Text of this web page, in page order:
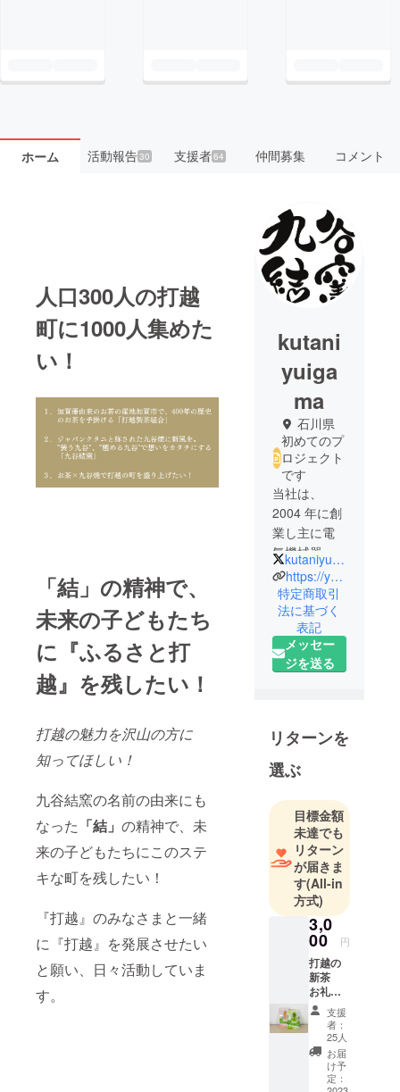
ホーム 活動報告30 支援者64 仲間募集 コメント
人口300人の打越
町に1000人集めた
い！
「結」の精神で、
未来の子どもたち
に『ふるさと打
越』を残したい！
打越の魅力を沢山の方に
知ってほしい！
九谷結窯の名前の由来にも
なった 「結」 の精神で、未
来の子どもたちにこのステ
キな町を残したい！
『打越』のみなさまと一緒
に『打越』を発展させたい
と願い、日々活動していま
す。
kutani
yuiga
ma
石川県
初めてのプ
ロジェクト
です
当社は、
2004 年に創
業し主に電
気機械器具
製造・産業
機械器具製
造等のもの
づくりを中
心とした事
業活動を
2011 年より
自社で 開
発・製造・
るメーカー
としての彫
刻事業活動
スタートし
ました。
その後、そ
の彫刻技術
を応用して
九谷焼表札
や名入れを
行ってまい
りました。
九谷焼業界
との関係性
が高まった
kutaniyuigama
https://yui-koubou.com/
特定商取引
法に基づく
表記
メッセー
ジを送る
リターンを
選ぶ
目標金額
未達でも
リターン
が届きま
す(All-in
方式)
3,0
00 円
打越の
新茶
お礼の
カード
付 ●打
越の新
茶 組合
では
「鳳
支援
者：
25人
お届
け予
定：